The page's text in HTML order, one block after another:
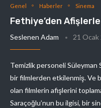
Genel Haberler Sinema
Fethiye’den
Seslenen Adam 21 Ocak
Temizlik personeli Süleyman
bir filmlerden etkilenmiş. Ve
olan filmlerin afişlerini
Saraçoğlu’nun bu ilgisi, bir